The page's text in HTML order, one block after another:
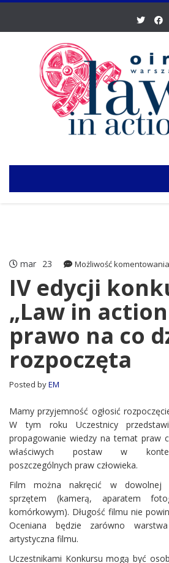
mar 23 Możliwość komentowania
IV edycji
„Law in
prawo na co
rozpoczęta
Posted byEM
Mamy przyjemność ogłosić
W tym roku Uczestnicy
propagowanie wiedzy na temat praw
właściwych postaw w
poszczególnych praw człowieka.
Film można nakręcić w dowolnej
sprzętem (kamerą, aparatem
komórkowym). Długość filmu nie
Oceniana będzie zarówno
artystyczna filmu.
Uczestnikami Konkursu mogą być